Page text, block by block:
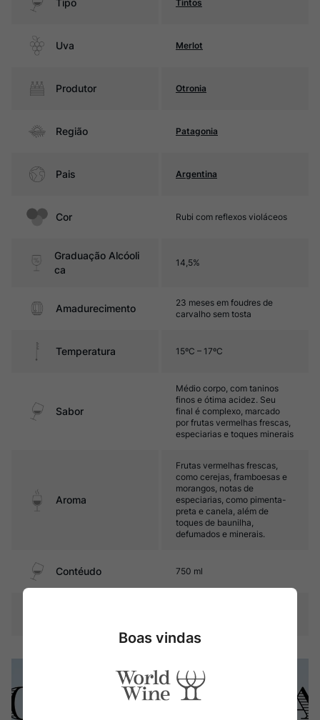
Tipo Tintos
Uva Merlot
Produtor Otronia
Região Patagonia
Pais Argentina
Cor Rubi com reflexos violáceos
Graduação Alcóoli
ca
14,5%
Amadurecimento
23 meses em foudres de
carvalho sem tosta
Temperatura 15ºC – 17ºC
Sabor
Médio corpo, com taninos
finos e ótima acidez. Seu
final é complexo, marcado
por frutas vermelhas frescas,
especiarias e toques minerais
Aroma
Frutas vermelhas frescas,
como cerejas, framboesas e
morangos, notas de
especiarias, como pimenta-
preta e canela, além de
toques de baunilha,
defumados e minerais.
Contéudo 750 ml
Boas vindas